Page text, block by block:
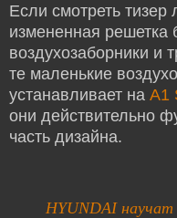
Если смотреть
измененная
воздухозаборники и
те маленькие
устанавливает на A1
они действительно
часть дизайна.
HYUNDAI